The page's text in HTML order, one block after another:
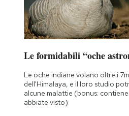
Le formidabili “oche
Le oche indiane volano oltre i
dell'Himalaya, e il loro studio
alcune malattie (bonus:
abbiate visto)